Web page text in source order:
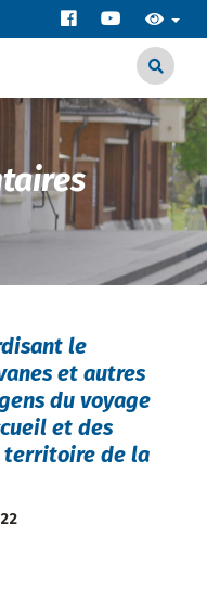
le
et autres
du voyage
et des
territoire de la